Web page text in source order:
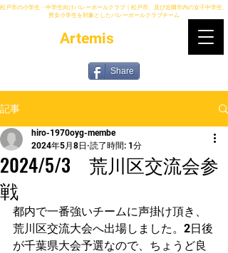
Artemis
Share
松戸市の小学生・中学生向けバレーボールクラブ｜松戸市、及び近隣市内の女子中学生、
男女小学生を対象としたバレーボールクラブチーム
記事
2024/5/3 荒川区交流会参
戦
hiro-1970oyg-membe
2024年5月8日 読了時間: 1分
都内で一番強いチームに声掛け頂き、
荒川区交流大会へ出場しました。2日後
が千葉県大会予選なので、ちょうど良